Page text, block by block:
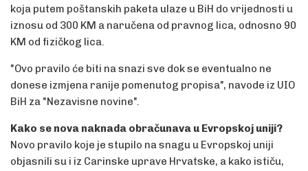
koja putem poštanskih paketa ulaze u BiH do vrijednosti u
iznosu od 300 KM a naručena od pravnog lica, odnosno 90
KM od fizičkog lica.
"Ovo pravilo će biti na snazi sve dok se eventualno ne
donese izmjena ranije pomenutog propisa", navode iz UIO
BiH za "Nezavisne novine".
Kako se nova naknada obračunava u Evropskoj uniji?
Novo pravilo koje je stupilo na snagu u Evropskoj uniji
objasnili su i iz Carinske uprave Hrvatske, a kako ističu,